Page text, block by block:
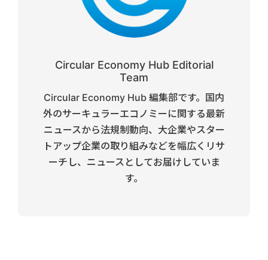
Circular Economy Hub Editorial
Team
Circular Economy Hub 編集部です。国内
外のサーキュラーエコノミーに関する最新
ニュースから法規制動向、大企業やスター
トアップ企業の取り組みなどを幅広くリサ
ーチし、ニュースとしてお届けしていま
す。